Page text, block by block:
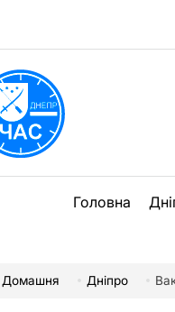
Головна
Домашня Дніпро